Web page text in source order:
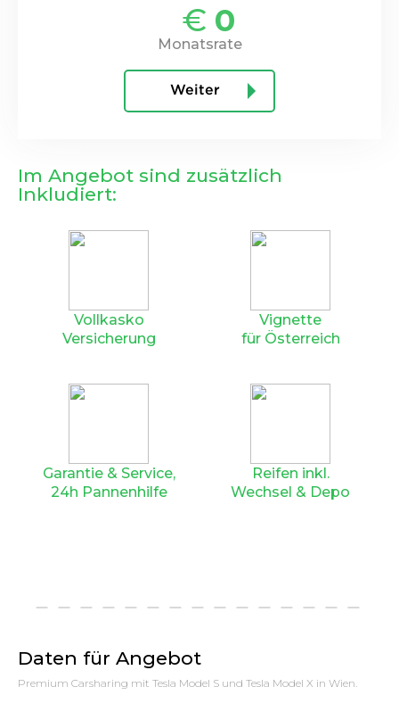
Weiter
€ 0
Monatsrate
Im Angebot sind zusätzlich
Inkludiert:
Vollkasko
Versicherung
Vignette
für Österreich
Garantie & Service,
24h Pannenhilfe
Reifen inkl.
Wechsel & Depo
Daten für Angebot
Premium Carsharing mit Tesla Model S und Tesla Model X in Wien.